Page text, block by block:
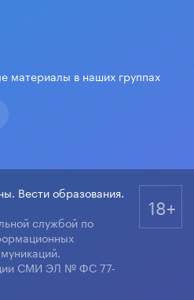
материалы в наших группах
Вести образования.
службой по
СМИ ЭЛ № ФС 77-
18+